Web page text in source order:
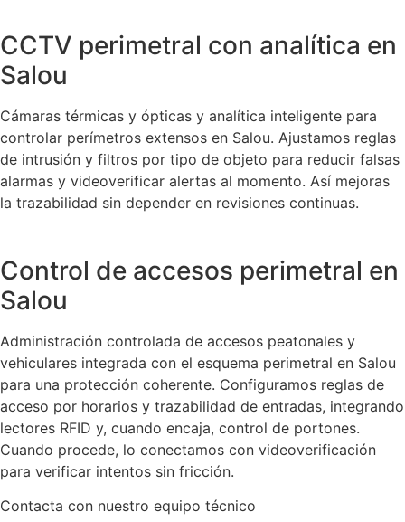
CCTV perimetral con analítica en
Salou
Cámaras térmicas y ópticas y analítica inteligente para
controlar perímetros extensos en Salou. Ajustamos reglas
de intrusión y filtros por tipo de objeto para reducir falsas
alarmas y videoverificar alertas al momento. Así mejoras
la trazabilidad sin depender en revisiones continuas.
Control de accesos perimetral en
Salou
Administración controlada de accesos peatonales y
vehiculares integrada con el esquema perimetral en Salou
para una protección coherente. Configuramos reglas de
acceso por horarios y trazabilidad de entradas, integrando
lectores RFID y, cuando encaja, control de portones.
Cuando procede, lo conectamos con videoverificación
para verificar intentos sin fricción.
Contacta con nuestro equipo técnico